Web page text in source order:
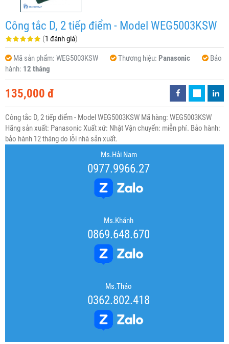
Công tắc D, 2 tiếp điểm - Model WEG5003KSW
(1 đánh giá)
Mã sản phẩm: WEG5003KSW Thương hiệu: Panasonic
Bảo
hành: 12 tháng
135,000 đ
Công tắc D, 2 tiếp điểm - Model WEG5003KSW Mã hàng: WEG5003KSW
Hãng sản xuất: Panasonic Xuất xứ: Nhật Vận chuyển: miễn phí. Bảo hành:
bảo hành 12 tháng do lỗi nhà sản xuất.
Ms.Hải Nam
0977.9966.27
Ms.Khánh
0869.648.670
Ms.Thảo
0362.802.418